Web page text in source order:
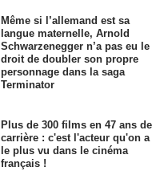
Même si l’allemand est sa
langue maternelle, Arnold
Schwarzenegger n’a pas eu le
droit de doubler son propre
personnage dans la saga
Terminator
Plus de 300 films en 47 ans de
carrière : c'est l'acteur qu'on a
le plus vu dans le cinéma
français !